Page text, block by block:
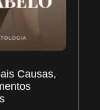
Causas,